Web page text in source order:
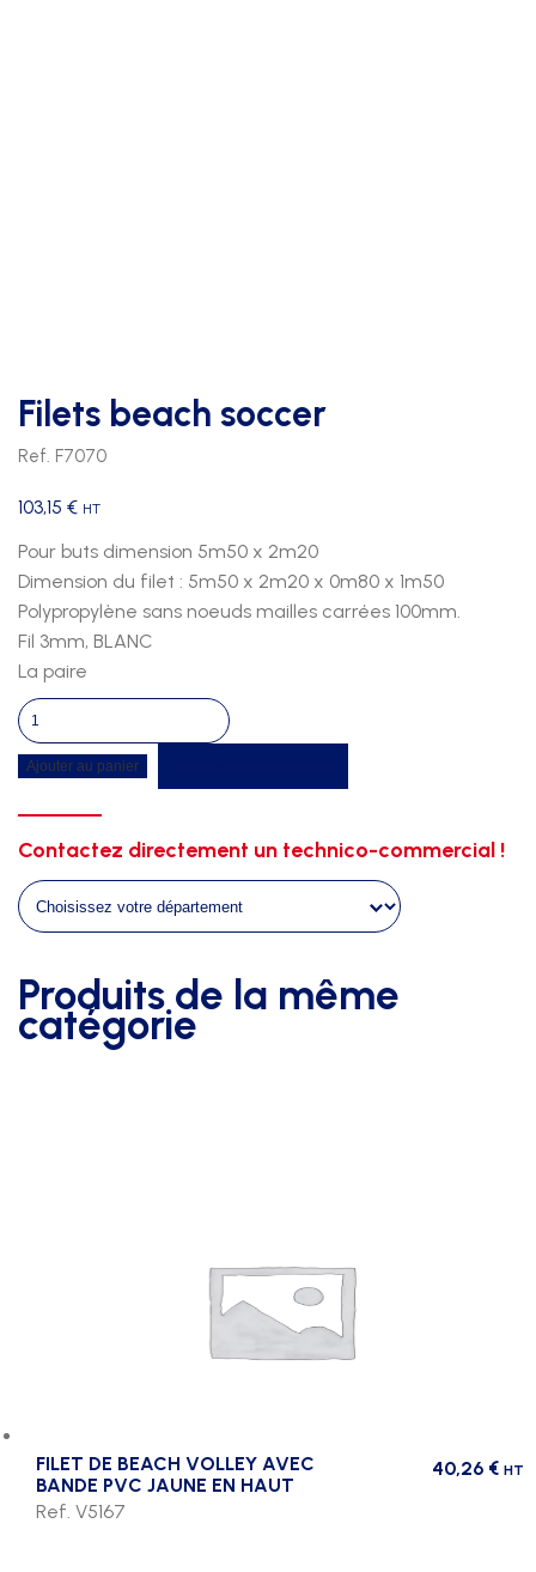
Filets beach soccer
Ref. F7070
103,15 € HT
Pour buts dimension 5m50 x 2m20
Dimension du filet : 5m50 x 2m20 x 0m80 x 1m50
Polypropylène sans noeuds mailles carrées 100mm.
Fil 3mm, BLANC
La paire
quantité
de
Filets
Ajouter au panier
Contactez directement un technico-commercial !
Produits de la même
catégorie
FILET DE BEACH VOLLEY AVEC
BANDE PVC JAUNE EN HAUT
40,26 € HT
Ref. V5167